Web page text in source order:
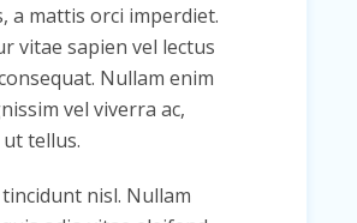
a mattis orci imperdiet.
vitae sapien vel lectus
Nullam enim
vel viverra ac,
tellus.
nisl. Nullam